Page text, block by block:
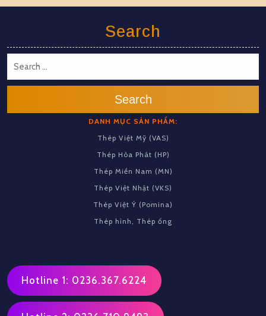
Search
Search
DANH MỤC SẢN PHẨM:
Thép Việt Mỹ (VAS)
Thép Hòa Phát (HP)
Thép Miền Nam (MN)
Thép Việt Nhật (VKS)
Thép Việt Ý (Pomina)
Thép hình, Thép ống
Hotline 1: 0236.367.6224